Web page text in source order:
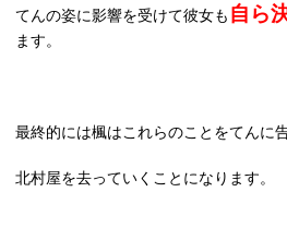
てんの姿に影響を受けて彼女も 自ら
ます。
最終的には楓はこれらのことをてんに
北村屋を去っていくことになります。